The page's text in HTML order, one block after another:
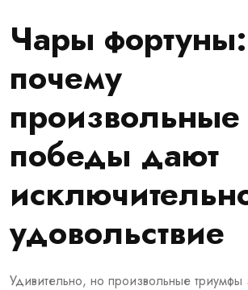
Чары фортуны:
почему
произвольные
победы дают
удовольствие
Удивительно, но произвольные триумфы